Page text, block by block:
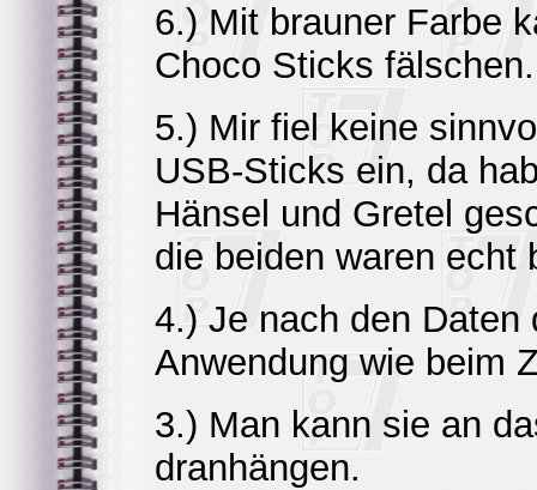
6.) Mit brauner Farbe
Choco Sticks fälschen.
5.) Mir fiel keine
USB-Sticks ein, da
Hänsel und Gretel
die beiden waren echt
4.) Je nach den Daten
Anwendung wie beim
3.) Man kann sie an
dranhängen.